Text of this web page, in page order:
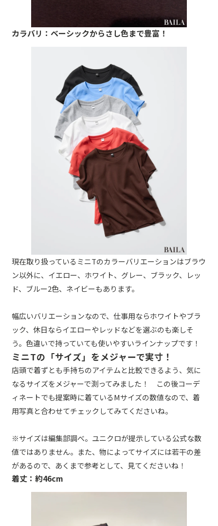
カラバリ：ベーシックからさし色まで豊富！
現在取り扱っているミニTのカラーバリエーションはブラウ
ン以外に、イエロー、ホワイト、グレー、ブラック、レッ
ド、ブルー2色、ネイビーもあります。
幅広いバリエーションなので、仕事用ならホワイトやブラ
ック、休日ならイエローやレッドなどを選ぶのも楽しそ
う。色違いで持っていても使いやすいラインナップです！
ミニTの「サイズ」をメジャーで実寸！
店頭で着ずとも手持ちのアイテムと比較できるよう、気に
なるサイズをメジャーで測ってみました！ この後コーデ
ィネートでも提案時に着ているMサイズの数値なので、着
用写真と合わせてチェックしてみてくださいね。
※サイズは編集部調べ。ユニクロが提示している公式な数
値ではありません。また、物によってサイズには若干の差
があるので、あくまで参考として、見てくださいね！
着丈：約46cm